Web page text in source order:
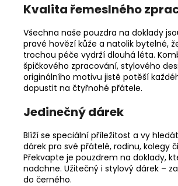
Kvalita řemeslného
Všechna naše pouzdra na doklady
pravé hovězí kůže a natolik bytelné,
trochou péče vydrží dlouhá léta.
špičkového zpracování, stylového
originálního motivu jistě potěší
dopustit na čtyřnohé přátele.
Jedinečný dárek
Blíží se speciální příležitost a vy
dárek pro své přátelé, rodinu, kolegy
Překvapte je pouzdrem na doklady,
nadchne. Užitečný i stylový dárek –
do černého.